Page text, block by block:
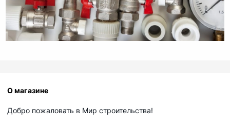
О магазине
Добро пожаловать в Мир строительства!